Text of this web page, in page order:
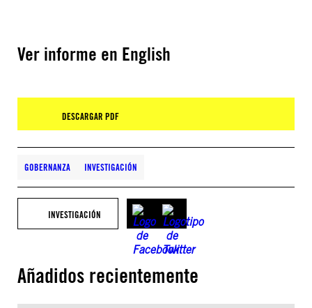
Ver informe en English
DESCARGAR PDF
GOBERNANZA INVESTIGACIÓN
INVESTIGACIÓN
Añadidos recientemente